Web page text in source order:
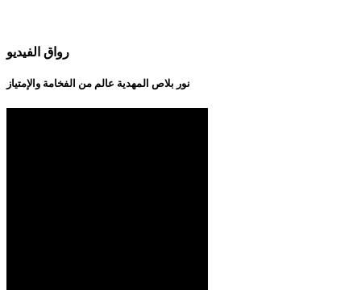
رواق الفيديو
نور بلاص المهدية عالم من الفخامة والإمتياز